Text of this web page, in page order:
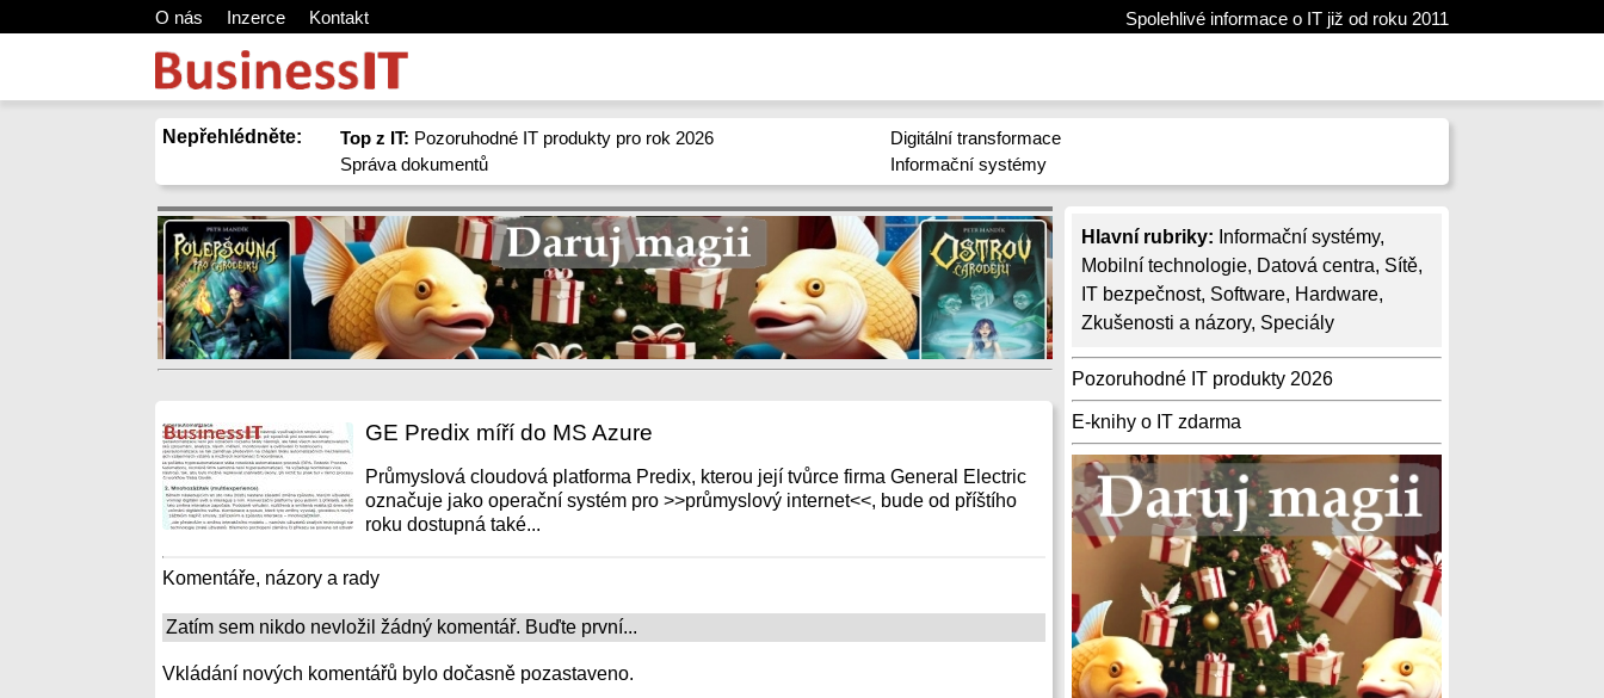
O nás Inzerce Kontakt Spolehlivé informace o IT již od roku 2011
Nepřehlédněte: Top z IT: Pozoruhodné IT produkty pro rok 2026
Správa dokumentů
Digitální transformace
Informační systémy
Hlavní rubriky: Informační systémy,
Mobilní technologie, Datová centra, Sítě,
IT bezpečnost, Software, Hardware,
Zkušenosti a názory, Speciály
Pozoruhodné IT produkty 2026
E-knihy o IT zdarma
GE Predix míří do MS Azure
Průmyslová cloudová platforma Predix, kterou její tvůrce firma General Electric
označuje jako operační systém pro >>průmyslový internet<<, bude od příštího
roku dostupná také...
Komentáře, názory a rady
Zatím sem nikdo nevložil žádný komentář. Buďte první...
Vkládání nových komentářů bylo dočasně pozastaveno.